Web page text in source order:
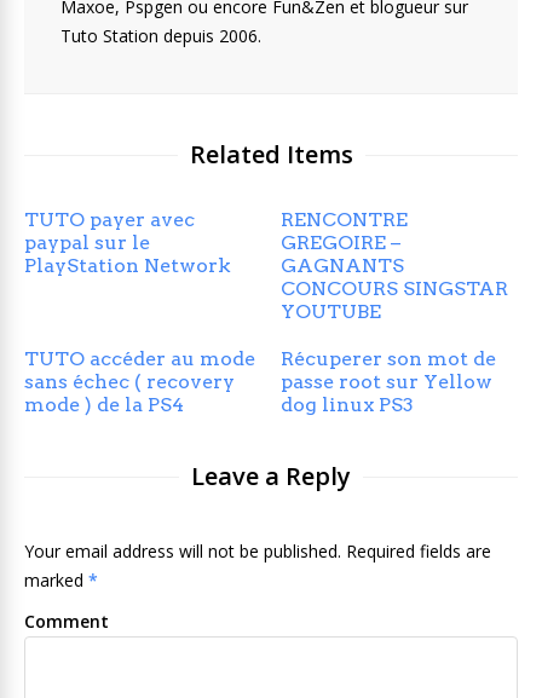
Maxoe, Pspgen ou encore Fun&Zen et blogueur sur
Tuto Station depuis 2006.
Related Items
TUTO payer avec
paypal sur le
PlayStation Network
RENCONTRE
GREGOIRE –
GAGNANTS
CONCOURS SINGSTAR
YOUTUBE
TUTO accéder au mode
sans échec ( recovery
mode ) de la PS4
Récuperer son mot de
passe root sur Yellow
dog linux PS3
Leave a Reply
Your email address will not be published. Required fields are
marked *
Comment